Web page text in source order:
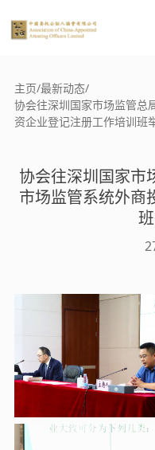
主页/最新动态/
协会往深圳国家市场监管总
资企业登记注册工作培训班
协会往深圳国家市
市场监管系统外商